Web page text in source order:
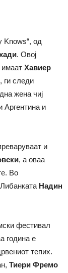
Knows“, од
. Овој
имаат Хавиер
, ги следи
жена чиј
Аргентина и
и
, а оваа
Во
Надин
фестивал
година е
тепих.
Тиери Фремо